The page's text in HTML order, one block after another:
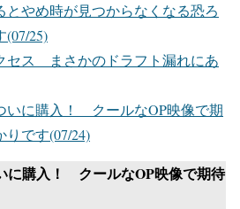
やめ時が見つからなくなる恐ろ
(07/25)
セス まさかのドラフト漏れにあ
に購入！ クールなOP映像で期
です(07/24)
購入！ クールなOP映像で期待